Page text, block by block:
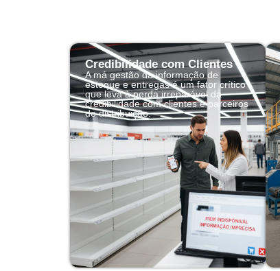
Credibilidade com Clientes
A má gestão da informação de
estoque e entregas é um fator crítico
que leva à perda irreparável da
credibilidade com clientes e parceiros
de distribuição.